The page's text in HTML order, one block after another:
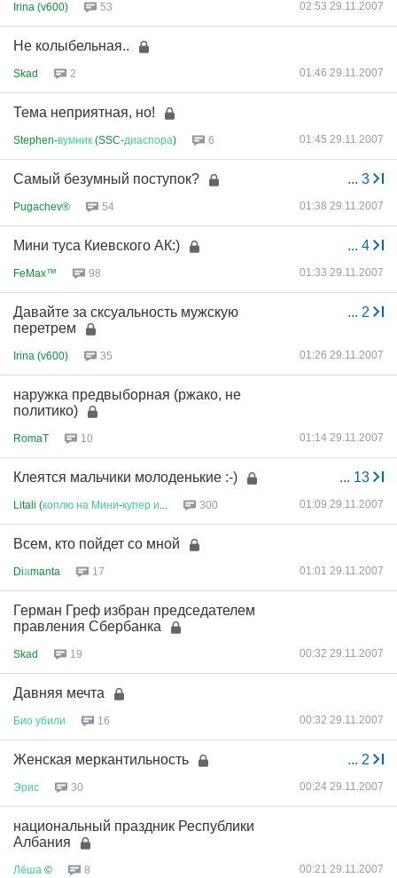
Irina (v600) 53 02:53 29.11.2007
Не колыбельная..
Skad 2 01:46 29.11.2007
Тема неприятная, но!
Stephen-вумник (SSC-диаспора) 6 01:45 29.11.2007
... 3
Самый безумный поступок?
Pugachev® 54 01:38 29.11.2007
... 4
Мини туса Киевского АК:)
FeMax™ 98 01:33 29.11.2007
... 2
Давайте за сксуальность мужскую
перетрем
Irina (v600) 35 01:26 29.11.2007
наружка предвыборная (ржако, не
политико)
RomaT 10 01:14 29.11.2007
... 13
Клеятся мальчики молоденькие :-)
Litali (коплю на Мини-купер и 300 01:09 29.11.2007
Всем, кто пойдет со мной
Diаmanta 17 01:01 29.11.2007
Герман Греф избран председателем
правления Сбербанка
Skad 19 00:32 29.11.2007
Давняя мечта
Био убили 16 00:32 29.11.2007
... 2
Женская меркантильность
Эрис 30 00:24 29.11.2007
национальный праздник Республики
Албания
Лёша © 8 00:21 29.11.2007